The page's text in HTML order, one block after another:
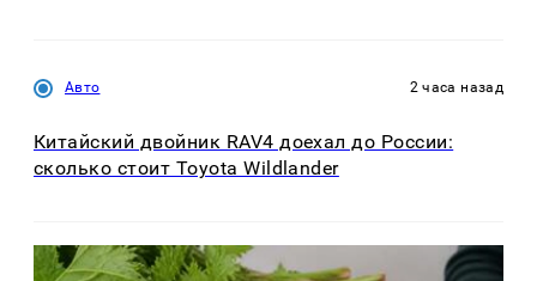
Авто 2 часа назад
Китайский двойник RAV4 доехал до России:
сколько стоит Toyota Wildlander